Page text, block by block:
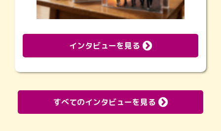
インタビューを見る
すべてのインタビューを見る